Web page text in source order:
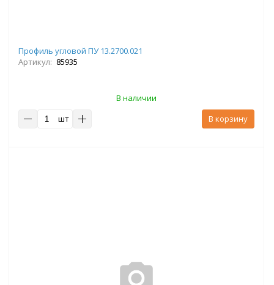
Профиль угловой ПУ 13.2700.021
Артикул: 85935
В наличии
шт
В корзину